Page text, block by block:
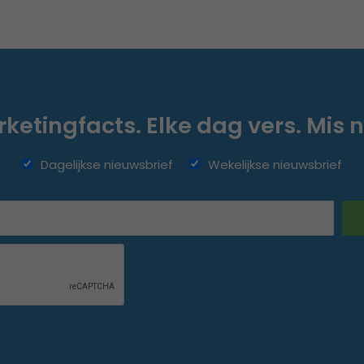
Elke dag vers. Mis
Dagelijkse nieuwsbrief Wekelijkse nieuwsbrief